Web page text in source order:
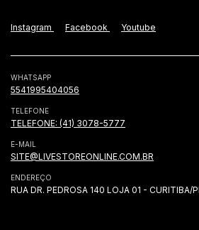
Instagram Facebook Youtube
WHATSAPP
5541995404056
TELEFONE
TELEFONE: (41) 3078-5777
E-MAIL
SITE@LIVESTOREONLINE.COM.BR
ENDEREÇO
RUA DR. PEDROSA 140 LOJA 01 - CURITIBA/